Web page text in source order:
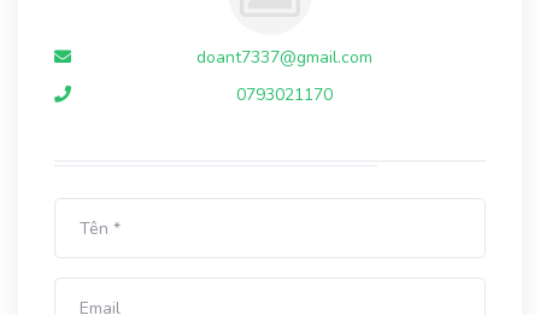
doant7337@gmail.com
0793021170